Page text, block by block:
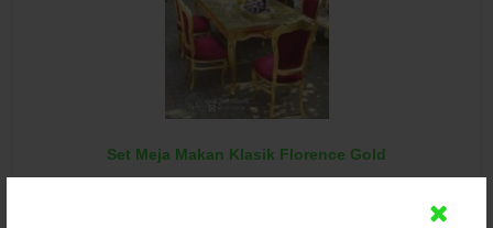
Set Meja Makan Klasik Florence Gold